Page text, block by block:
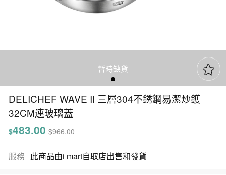
暫時缺貨
DELICHEF WAVE II 三層304不銹鋼易潔炒鑊
32CM連玻璃蓋
$483.00 $966.00
服務 此商品由i mart自取店出售和發貨